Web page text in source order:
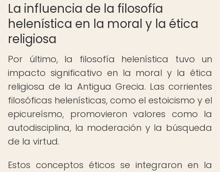
La influencia de la filosofía
helenística en la moral y la ética
religiosa
Por último, la filosofía helenística tuvo un
impacto significativo en la moral y la ética
religiosa de la Antigua Grecia. Las corrientes
filosóficas helenísticas, como el estoicismo y el
epicureísmo, promovieron valores como la
autodisciplina, la moderación y la búsqueda
de la virtud.
Estos conceptos éticos se integraron en la